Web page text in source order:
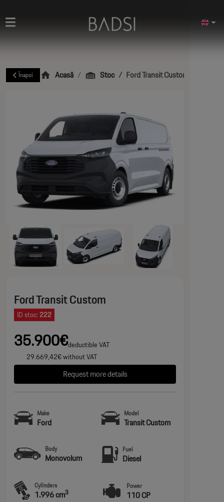
Înapoi Acasă Stoc Ford Transit Custom
Ford Transit Custom
ID stoc: 222
35.900€deductible VAT
29.669,42€ without VAT
Request more details
Make
Ford
Model
Transit Custom
Body
Monovolum
Fuel
Diesel
Cylinders
1.996 cm3
Power
110 CP